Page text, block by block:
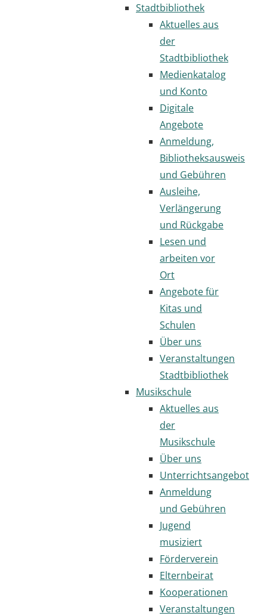
Stadtbibliothek
Aktuelles aus
der
Stadtbibliothek
Medienkatalog
und Konto
Digitale
Angebote
Anmeldung,
Bibliotheksausweis
und Gebühren
Ausleihe,
Verlängerung
und Rückgabe
Lesen und
arbeiten vor
Ort
Angebote für
Kitas und
Schulen
Über uns
Veranstaltungen
Stadtbibliothek
Musikschule
Aktuelles aus
der
Musikschule
Über uns
Unterrichtsangebot
Anmeldung
und Gebühren
Jugend
musiziert
Förderverein
Elternbeirat
Kooperationen
Veranstaltungen